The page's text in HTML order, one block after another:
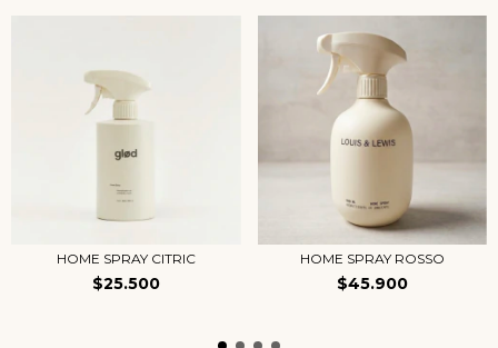
HOME SPRAY CITRIC
$25.500
HOME SPRAY ROSSO
$45.900